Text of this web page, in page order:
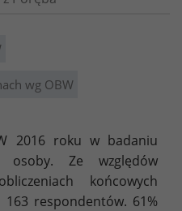
wg OBW
2016 roku w badaniu
osoby. Ze względów
końcowych
respondentów. 61%